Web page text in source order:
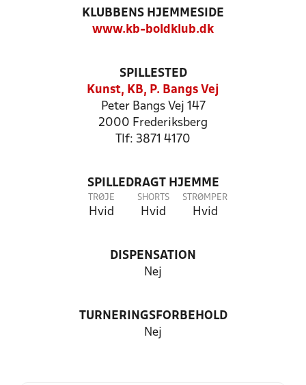
KLUBBENS HJEMMESIDE
www.kb-boldklub.dk
SPILLESTED
Kunst, KB, P. Bangs Vej
Peter Bangs Vej 147
2000 Frederiksberg
Tlf: 3871 4170
SPILLEDRAGT HJEMME
TRØJE
Hvid
SHORTS
Hvid
STRØMPER
Hvid
DISPENSATION
Nej
TURNERINGSFORBEHOLD
Nej